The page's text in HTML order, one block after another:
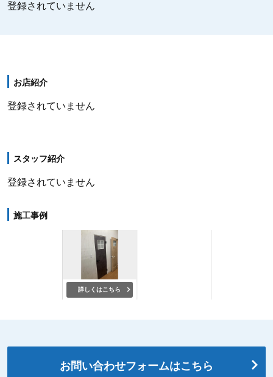
登録されていません
お店紹介
登録されていません
スタッフ紹介
登録されていません
施工事例
詳しくはこちら
お問い合わせフォームはこちら